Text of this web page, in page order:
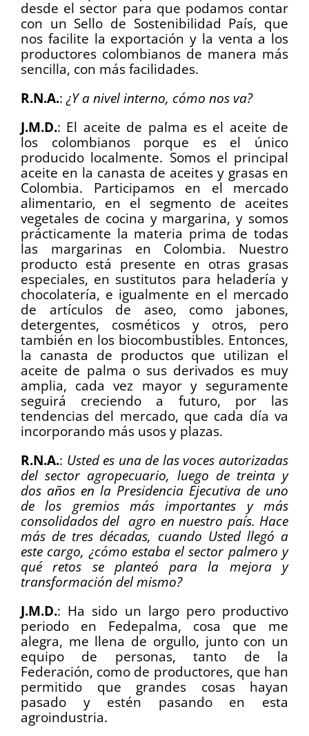
desde el sector para que podamos contar
con un Sello de Sostenibilidad País, que
nos facilite la exportación y la venta a los
productores colombianos de manera más
sencilla, con más facilidades.
R.N.A.: ¿Y a nivel interno, cómo nos va?
J.M.D.: El aceite de palma es el aceite de
los colombianos porque es el único
producido localmente. Somos el principal
aceite en la canasta de aceites y grasas en
Colombia. Participamos en el mercado
alimentario, en el segmento de aceites
vegetales de cocina y margarina, y somos
prácticamente la materia prima de todas
las margarinas en Colombia. Nuestro
producto está presente en otras grasas
especiales, en sustitutos para heladería y
chocolatería, e igualmente en el mercado
de artículos de aseo, como jabones,
detergentes, cosméticos y otros, pero
también en los biocombustibles. Entonces,
la canasta de productos que utilizan el
aceite de palma o sus derivados es muy
amplia, cada vez mayor y seguramente
seguirá creciendo a futuro, por las
tendencias del mercado, que cada día va
incorporando más usos y plazas.
R.N.A.: Usted es una de las voces autorizadas
del sector agropecuario, luego de treinta y
dos años en la Presidencia Ejecutiva de uno
de los gremios más importantes y más
consolidados del agro en nuestro país. Hace
más de tres décadas, cuando Usted llegó a
este cargo, ¿cómo estaba el sector palmero y
qué retos se planteó para la mejora y
transformación del mismo?
J.M.D.: Ha sido un largo pero productivo
periodo en Fedepalma, cosa que me
alegra, me llena de orgullo, junto con un
equipo de personas, tanto de la
Federación, como de productores, que han
permitido que grandes cosas hayan
pasado y estén pasando en esta
agroindustria.